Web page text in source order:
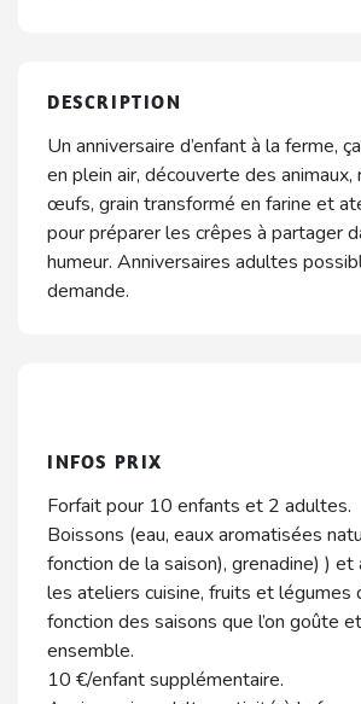
DESCRIPTION
Un anniversaire d’enfant à la ferme,
en plein air, découverte des
œufs, grain transformé en farine et
pour préparer les crêpes à partager
humeur. Anniversaires adultes
demande.
INFOS PRIX
Forfait pour 10 enfants et 2 adultes.
Boissons (eau, eaux aromatisées
fonction de la saison), grenadine) )
les ateliers cuisine, fruits et légumes
fonction des saisons que l’on goûte
ensemble.
10 €/enfant supplémentaire.